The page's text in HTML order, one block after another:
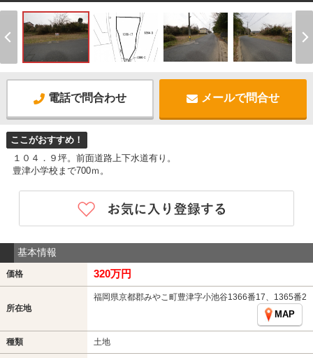
電話で問合わせ メールで問合せ
ここがおすすめ！
１０４．９坪。前面道路上下水道有り。
豊津小学校まで700ｍ。
基本情報
価格 320万円
所在地
福岡県京都郡みやこ町豊津字小池谷1366番17、1365番2
MAP
種類 土地